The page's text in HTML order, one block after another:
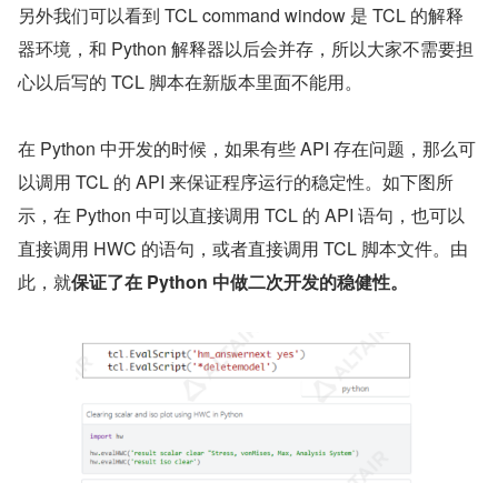
另外我们可以看到 TCL command window 是 TCL 的解释
器环境，和 Python 解释器以后会并存，所以大家不需要担
心以后写的 TCL 脚本在新版本里面不能用。
在 Python 中开发的时候，如果有些 API 存在问题，那么可
以调用 TCL 的 API 来保证程序运行的稳定性。如下图所
示，在 Python 中可以直接调用 TCL 的 API 语句，也可以
直接调用 HWC 的语句，或者直接调用 TCL 脚本文件。由
此，就保证了在 Python 中做二次开发的稳健性。